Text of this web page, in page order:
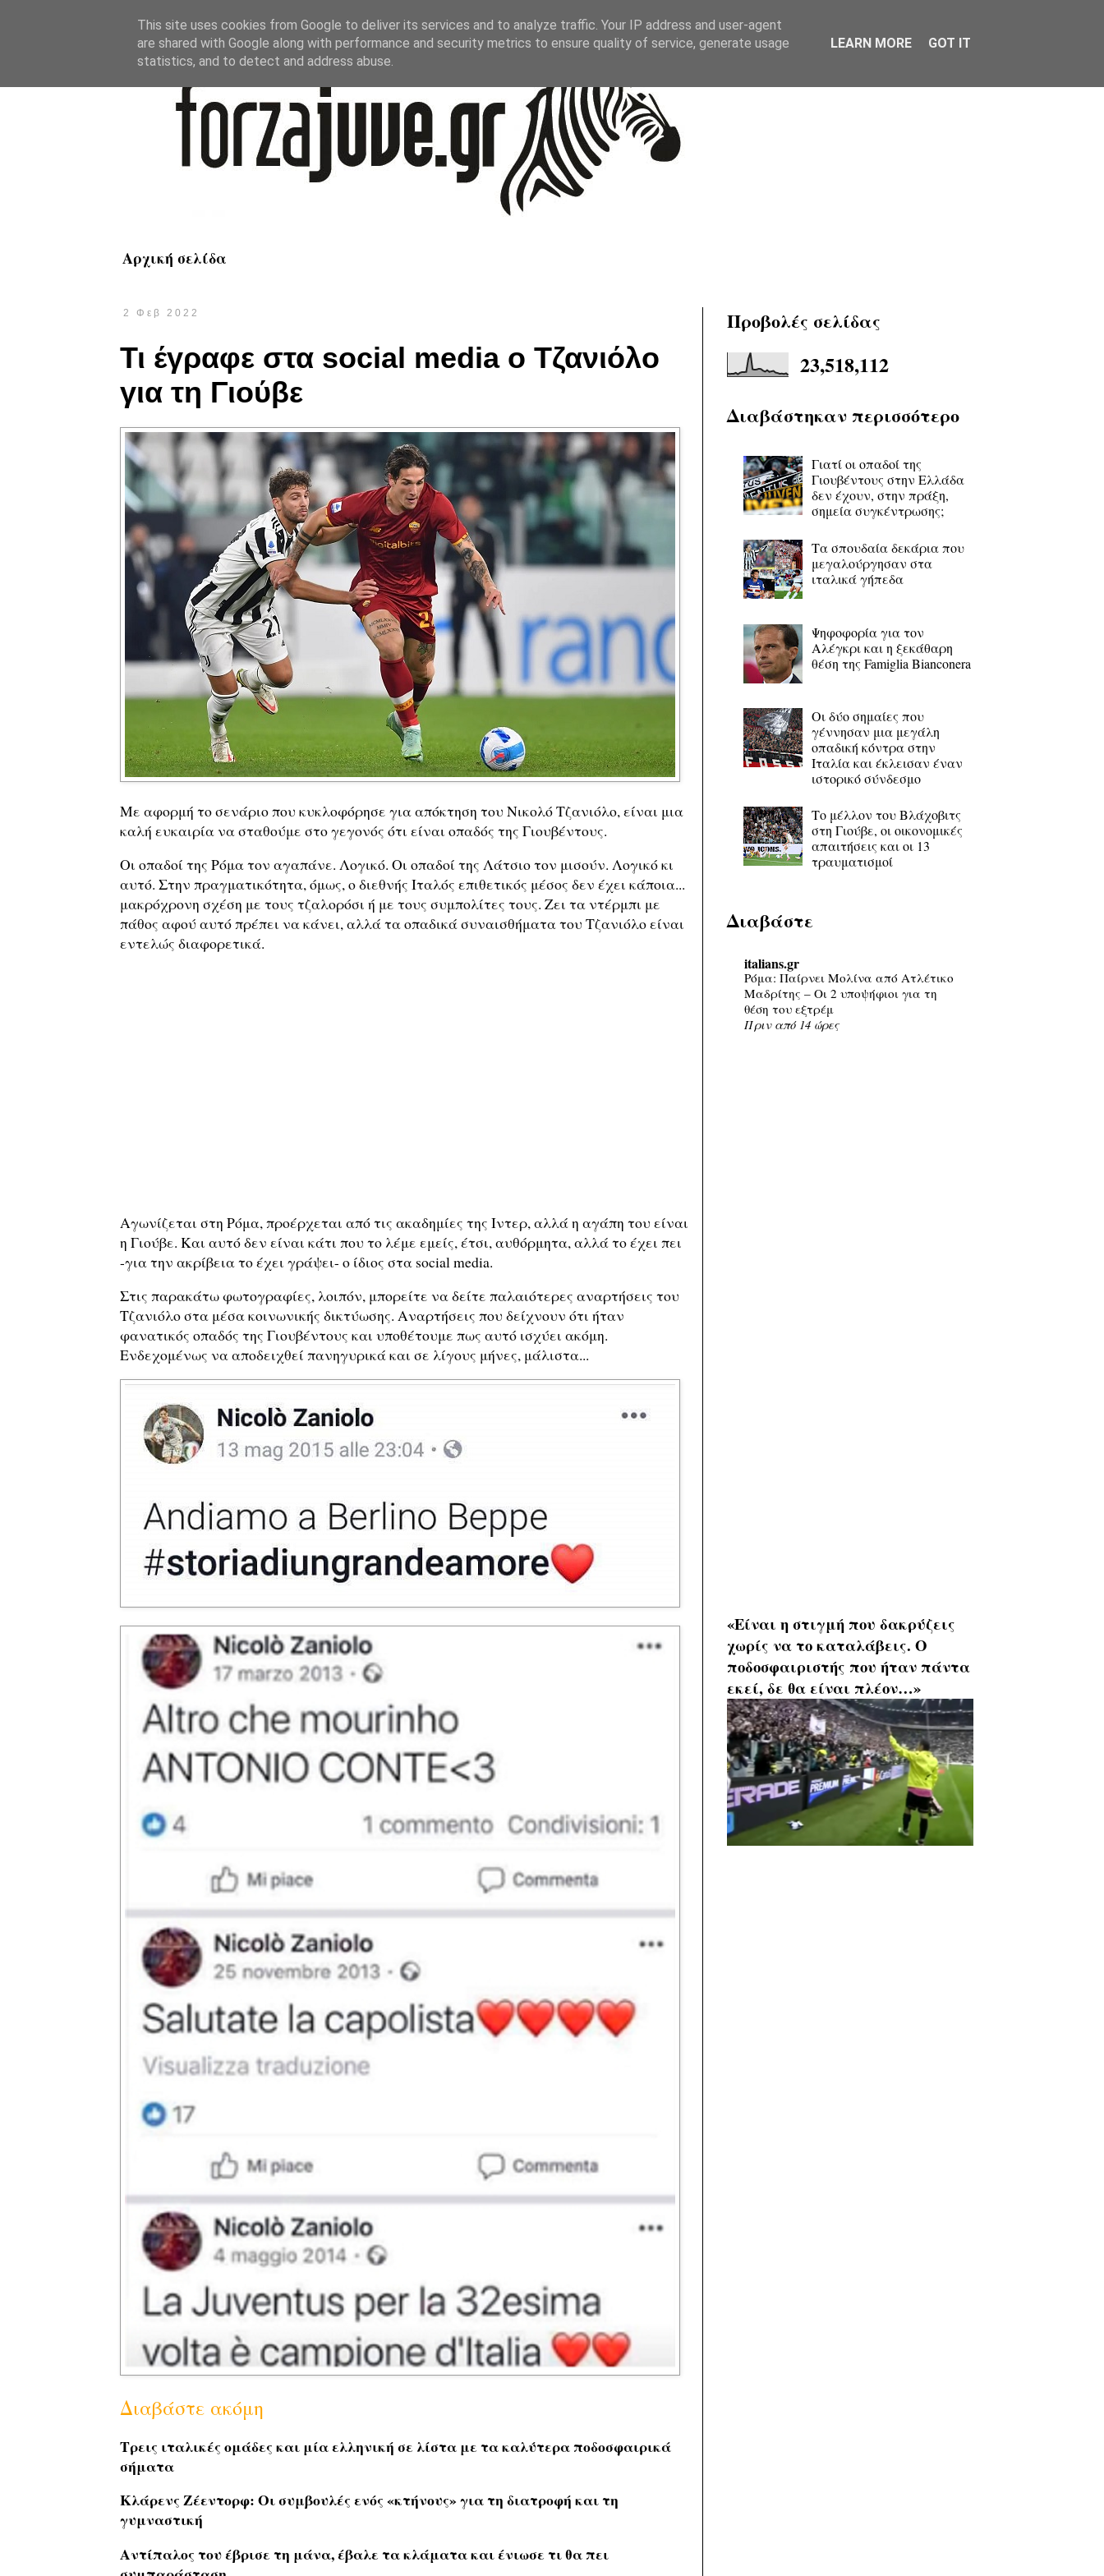
Αρχική σελίδα
2 Φεβ 2022
Τι έγραφε στα social media ο Τζανιόλο
για τη Γιούβε
Με αφορμή το σενάριο που κυκλοφόρησε γιααπόκτηση του Νικολό Τζανιόλο, είναι μια
καλή ευκαιρία να σταθούμε στο γεγονός ότι είναι οπαδός της Γιουβέντους.
Οι οπαδοί της Ρόμα τον αγαπάνε. Λογικό. Οι οπαδοί της Λάτσιο τον μισούν. Λογικό κι
αυτό. Στην πραγματικότητα, όμως, ο διεθνής Ιταλός επιθετικός μέσος δεν έχει κάποια...
μακρόχρονη σχέση με τους τζαλορόσι ή με τους συμπολίτες τους. Ζει τα ντέρμπι με
πάθος αφού αυτό πρέπει να κάνει, αλλά τα οπαδικά συναισθήματα του Τζανιόλο είναι
εντελώς διαφορετικά.
Αγωνίζεται στη Ρόμα, προέρχεται από τις ακαδημίες της Ιντερ, αλλά η αγάπη του είναι
η Γιούβε. Και αυτό δεν είναι κάτι που το λέμε εμείς, έτσι, αυθόρμητα, αλλά το έχει πει
-για την ακρίβεια το έχει γράψει- ο ίδιος στα social media.
Στις παρακάτω φωτογραφίες, λοιπόν, μπορείτε να δείτε παλαιότερες αναρτήσεις του
Τζανιόλο στα μέσα κοινωνικής δικτύωσης. Αναρτήσεις που δείχνουν ότι ήταν
φανατικός οπαδός της Γιουβέντους και υποθέτουμε πως αυτό ισχύει ακόμη.
Ενδεχομένως να αποδειχθεί πανηγυρικά και σε λίγους μήνες, μάλιστα...
Διαβάστε ακόμη
Τρεις ιταλικές ομάδες και μία ελληνική σε λίστα με τα καλύτερα ποδοσφαιρικά
σήματα
Κλάρενς Ζέεντορφ: Οι συμβουλές ενός «κτήνους» για τη διατροφή και τη
γυμναστική
Αντίπαλος του έβρισε τη μάνα, έβαλε τα κλάματα και ένιωσε τι θα πει
Προβολές σελίδας
23,518,112
Διαβάστηκαν περισσότερο
Γιατί οι οπαδοί της
Γιουβέντους στην Ελλάδα
δεν έχουν, στην πράξη,
σημεία συγκέντρωσης;
Τα σπουδαία δεκάρια που
μεγαλούργησαν στα
ιταλικά γήπεδα
Ψηφοφορία για τον
Αλέγκρι και η ξεκάθαρη
θέση της Famiglia Bianconera
Οι δύο σημαίες που
γέννησαν μια μεγάλη
οπαδική κόντρα στην
Ιταλία και έκλεισαν έναν
ιστορικό σύνδεσμο
Το μέλλον του Βλάχοβιτς
στη Γιούβε, οι οικονομικές
απαιτήσεις και οι 13
τραυματισμοί
Διαβάστε
italians.gr
Ρόμα: Παίρνει Μολίνα από Ατλέτικο
Μαδρίτης – Οι 2 υποψήφιοι για τη
θέση του εξτρέμ
Πριν από 14 ώρες
«Είναι η στιγμή που δακρύζεις
χωρίς να το καταλάβεις. Ο
ποδοσφαιριστής που ήταν πάντα
εκεί, δε θα είναι πλέον…»
This site uses cookies from Google to deliver its services and to analyze traffic. Your IP address and user-agent
are shared with Google along with performance and security metrics to ensure quality of service, generate usage
statistics, and to detect and address abuse.
LEARN MORE GOT IT